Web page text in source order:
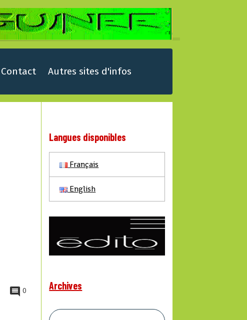
Contact Autres sites d'infos
0
Langues disponibles
Français
English
Archives